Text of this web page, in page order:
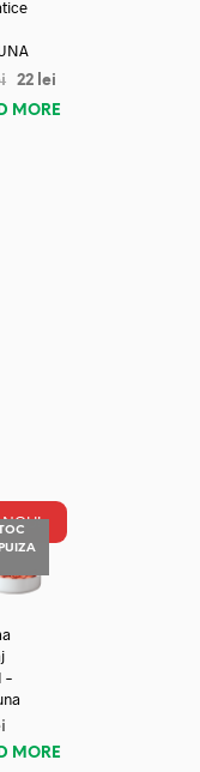
22 lei
MORE
NOU!
–
MORE